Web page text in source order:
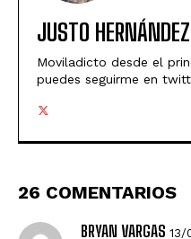
JUSTO HERNÁNDEZ
Moviladicto desde el
puedes seguirme en
26 COMENTARIOS
BRYAN VARGAS 13/